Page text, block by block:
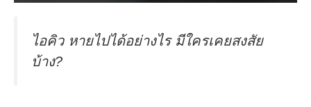
ไอคิว หายไปได้อย่างไร มีใครเคยสงสัย
บ้าง?